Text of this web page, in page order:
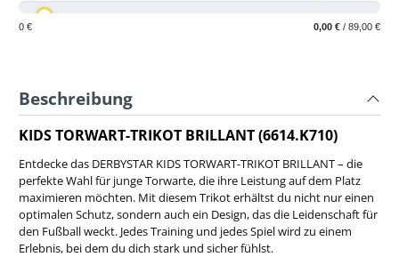
0 € 0,00 € / 89,00 €
Beschreibung
KIDS TORWART-TRIKOT BRILLANT (6614.K710)
Entdecke das DERBYSTAR KIDS TORWART-TRIKOT BRILLANT – die
perfekte Wahl für junge Torwarte, die ihre Leistung auf dem Platz
maximieren möchten. Mit diesem Trikot erhältst du nicht nur einen
optimalen Schutz, sondern auch ein Design, das die Leidenschaft für
den Fußball weckt. Jedes Training und jedes Spiel wird zu einem
Erlebnis, bei dem du dich stark und sicher fühlst.